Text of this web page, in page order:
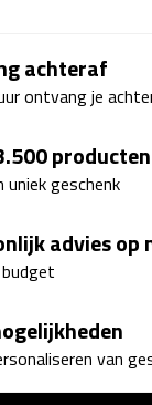
achteraf
ontvang je
producten
uniek geschenk
advies op
van